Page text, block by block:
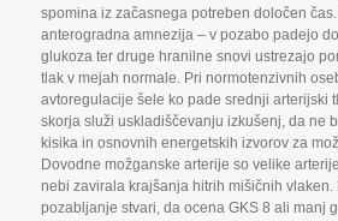
spomina iz začasnega potreben določen
anterogradna amnezija – v pozabo padejo
glukoza ter druge hranilne snovi ustrezajo
tlak v mejah normale. Pri normotenzivnih
avtoregulacije šele ko pade srednji arterijski
skorja služi uskladiščevanju izkušenj,da ne
kisika in osnovnih energetskih izvorov za
Dovodne možganske arterije so velike
nebi zavirala krajšanja hitrih mišičnih
pozabljanje stvari,da ocena GKS 8 ali manj